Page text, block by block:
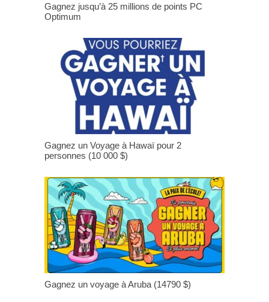
Gagnez jusqu’à 25 millions de points PC
Optimum
Gagnez un Voyage à Hawaï pour 2
personnes (10 000 $)
Gagnez un voyage à Aruba (14790 $)